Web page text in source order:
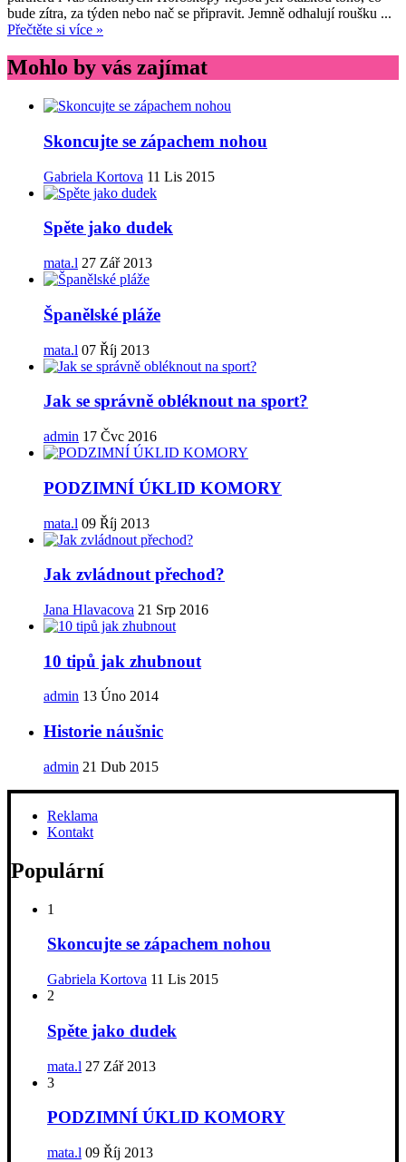
bude zítra, za týden nebo nač se připravit. Jemně odhalují roušku ...
Přečtěte si více »
Mohlo by vás zajímat
Skoncujte se zápachem nohou
Gabriela Kortova 11 Lis 2015
Spěte jako dudek
mata.l 27 Zář 2013
Španělské pláže
mata.l 07 Říj 2013
Jak se správně obléknout na sport?
admin 17 Čvc 2016
PODZIMNÍ ÚKLID KOMORY
mata.l 09 Říj 2013
Jak zvládnout přechod?
Jana Hlavacova 21 Srp 2016
10 tipů jak zhubnout
admin 13 Úno 2014
Historie náušnic
admin 21 Dub 2015
Reklama
Kontakt
Populární
1
Skoncujte se zápachem nohou
Gabriela Kortova 11 Lis 2015
2
Spěte jako dudek
mata.l 27 Zář 2013
3
PODZIMNÍ ÚKLID KOMORY
mata.l 09 Říj 2013